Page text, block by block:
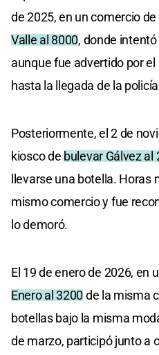
de 2025, en un comercio de
Valle al 8000, donde
aunque fue advertido por
hasta la llegada de la
Posteriormente, el 2 de
kiosco de bulevar Gálvez al
llevarse una botella. Horas
mismo comercio y fue
lo demoró.
El 19 de enero de 2026, en
Enero al 3200 de la misma
botellas bajo la misma
de marzo, participó junto a